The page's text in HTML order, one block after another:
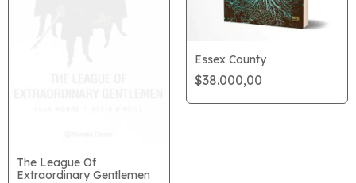
The League Of
Extraordinary Gentlemen
Essex County
$38.000,00